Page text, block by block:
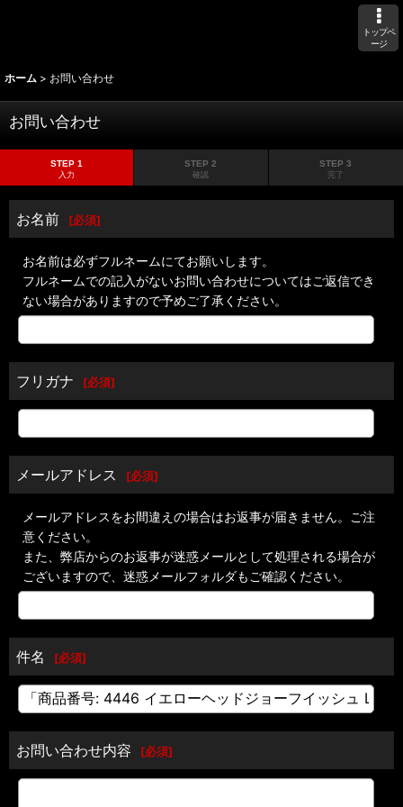
トップペ
ージ
ホーム > お問い合わせ
お問い合わせ
STEP 1
入力
STEP 2
確認
STEP 3
完了
お名前 [必須]
お名前は必ずフルネームにてお願いします。
フルネームでの記入がないお問い合わせについてはご返信でき
ない場合がありますので予めご了承ください。
フリガナ [必須]
メールアドレス [必須]
メールアドレスをお間違えの場合はお返事が届きません。ご注
意ください。
また、弊店からのお返事が迷惑メールとして処理される場合が
ございますので、迷惑メールフォルダもご確認ください。
件名 [必須]
お問い合わせ内容 [必須]